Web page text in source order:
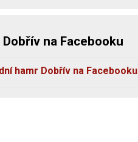
na Facebooku
hamr Dobřív na Facebooku